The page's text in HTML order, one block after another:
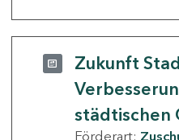
Zukunft
städtischen
Förderart: